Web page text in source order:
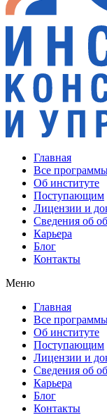
Главная
Все
Об институте
Поступающим
Лицензии и
Сведения об
Карьера
Блог
Контакты
Меню
Главная
Все
Об институте
Поступающим
Лицензии и
Сведения об
Карьера
Блог
Контакты